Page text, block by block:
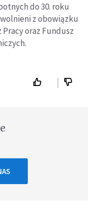
do 30. roku
z obowiązku
Pracy oraz Fundusz